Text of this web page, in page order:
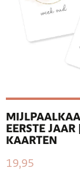
EERSTE
KAARTEN
19,95